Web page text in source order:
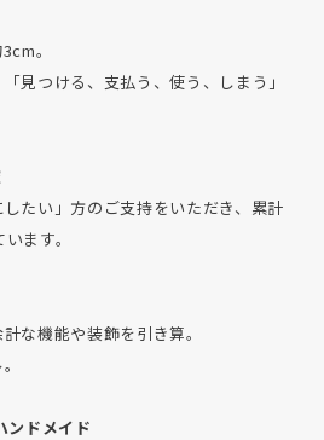
。
見つける、支払う、使う、しまう」
したい」方のご支持をいただき、累計
ます。
な機能や装飾を引き算。
ドメイド